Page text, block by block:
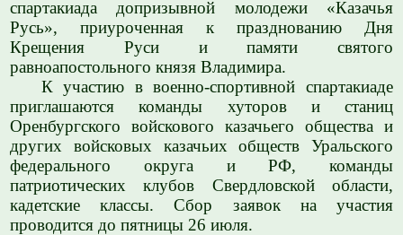
спартакиада допризывной молодежи «Казачья
Русь», приуроченная к празднованию Дня
Крещения Руси и памяти святого
равноапостольного князя Владимира.
К участию в военно-спортивной спартакиаде
приглашаются команды хуторов и станиц
Оренбургского войскового казачьего общества и
других войсковых казачьих обществ Уральского
федерального округа и РФ, команды
патриотических клубов Свердловской области,
кадетские классы. Сбор заявок на участия
проводится до пятницы 26 июля.